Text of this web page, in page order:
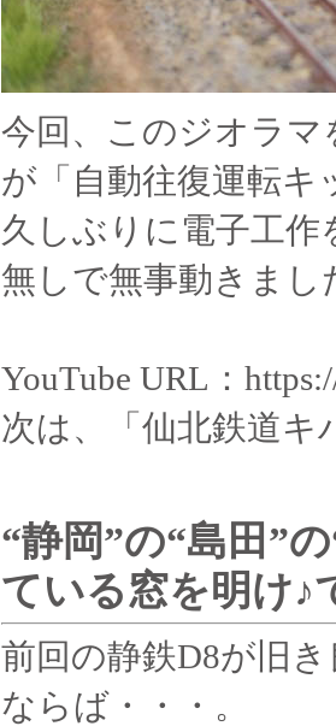
今回、このジオラ
が「自動往復運転キ
久しぶりに電子工
無しで無事動きまし
YouTube URL：
次は、「仙北鉄道キ
“静岡”の“島田”
ている窓を明け♪
前回の静鉄D8が旧
ならば・・・。